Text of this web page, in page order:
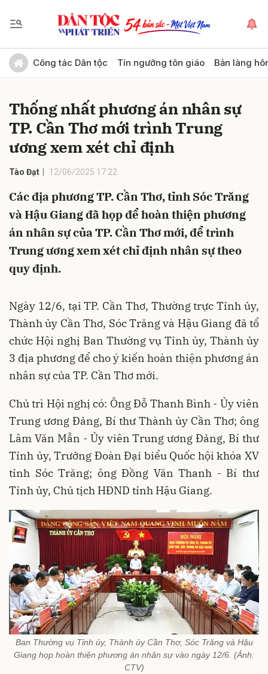
Công tác Dân tộc Tín ngưỡng tôn giáo Bản làng
Thống nhất phương án nhân sự
TP. Cần Thơ mới trình Trung
ương xem xét chỉ định
Tào Đạt 12/06/2025 17:22
Các địa phương TP. Cần Thơ, tỉnh Sóc Trăng
và Hậu Giang đã họp để hoàn thiện phương
án nhân sự của TP. Cần Thơ mới, để trình
Trung ương xem xét chỉ định nhân sự theo
quy định.
Ngày 12/6, tại TP. Cần Thơ, Thường trực Tỉnh ủy,
Thành ủy Cần Thơ, Sóc Trăng và Hậu Giang đã tổ
chức Hội nghị Ban Thường vụ Tỉnh ủy, Thành ủy
3 địa phương để cho ý kiến hoàn thiện phương án
nhân sự của TP. Cần Thơ mới.
Chủ trì Hội nghị có: Ông Đỗ Thanh Bình - Ủy viên
Trung ương Đảng, Bí thư Thành ủy Cần Thơ; ông
Lâm Văn Mẫn - Ủy viên Trung ương Đảng, Bí thư
Tỉnh ủy, Trưởng Đoàn Đại biểu Quốc hội khóa XV
tỉnh Sóc Trăng; ông Đồng Văn Thanh - Bí thư
Tỉnh ủy, Chủ tịch HĐND tỉnh Hậu Giang.
Ban Thường vụ Tỉnh ủy, Thành ủy Cần Thơ, Sóc Trăng và Hậu
Giang họp hoàn thiện phương án nhân sự vào ngày 12/6. (Ảnh:
CTV)
Gửi bình luận